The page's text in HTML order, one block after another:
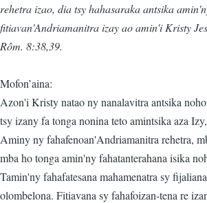
rehetra izao, dia tsy hahasaraka antsika
fitiavan'Andriamanitra izay ao amin'i Kristy
Rôm. 8:38,39.
Mofon’aina:
Azon'i Kristy natao ny nanalavitra antsika
tsy izany fa tonga nonina teto amintsika aza
Aminy ny fahafenoan'Andriamanitra rehetra,
mba ho tonga amin'ny fahatanterahana isika
Tamin'ny fahafatesana mahamenatra sy
olombelona. Fitiavana sy fahafoizan-tena re